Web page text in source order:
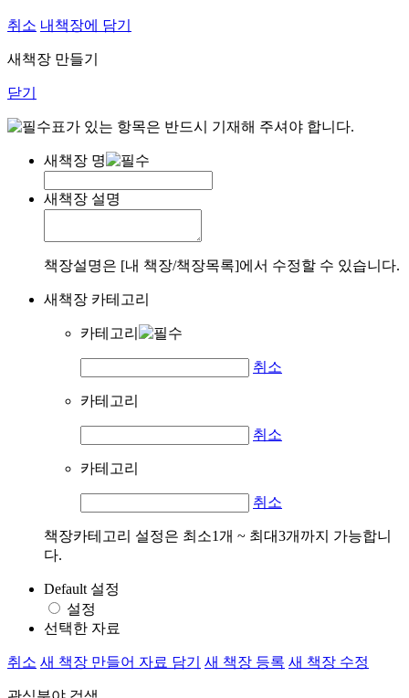
취소 내책장에 담기
새책장 만들기
닫기
표가 있는 항목은 반드시 기재해 주셔야 합니다.
새책장 명
새책장 설명
책장설명은 [내 책장/책장목록]에서 수정할 수 있습니다.
새책장 카테고리
카테고리
취소
카테고리
취소
카테고리
취소
책장카테고리 설정은 최소1개 ~ 최대3개까지 가능합니
다.
Default 설정
설정
선택한 자료
취소 새 책장 만들어 자료 담기 새 책장 등록 새 책장 수정